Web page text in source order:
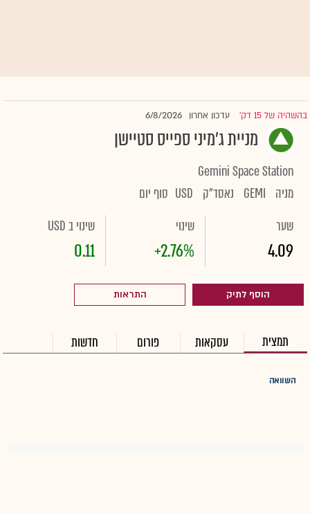
בהשהיה של 15 דק' |עדכון אחרון 6/8/2026
מניית ג'מיני ספייס סטיישן
Gemini Space Station
מניה
GEMI נאסד"ק USD סוף יום
שער
4.09
שינוי
+2.76%
שינוי ב USD
0.11
הוסף לתיק התראות
תמצית עסקאות פורום חדשות
השוואה